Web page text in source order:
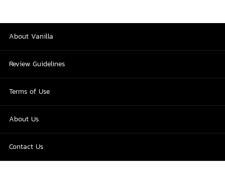
About Vanilla
Review Guidelines
Terms of Use
About Us
Contact Us